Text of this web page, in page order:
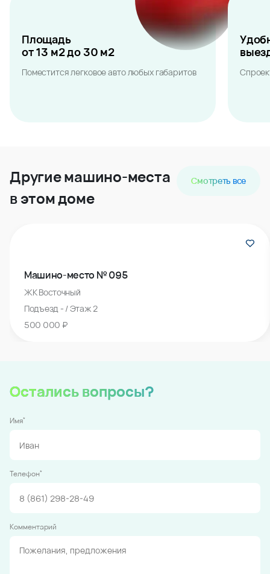
Площадь
от 13 м2 до 30 м2
Поместится легковое авто любых габаритов
Другие машино-места
в этом доме
Смотреть все
Машино-место № 095
ЖК Восточный
Подъезд - / Этаж 2
500 000 ₽
Остались вопросы?
Имя*
Телефон*
Комментарий